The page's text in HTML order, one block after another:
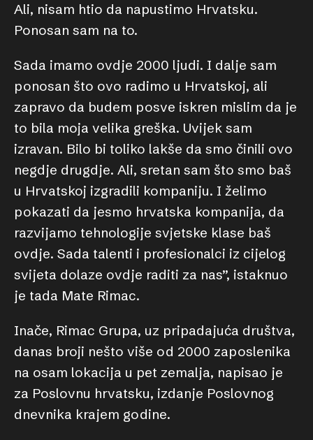
Ali, nisam htio da napustimo Hrvatsku.
Ponosan sam na to.
Sada imamo ovdje 2000 ljudi. I dalje sam
ponosan što ovo radimo u Hrvatskoj, ali
zapravo da budem posve iskren mislim da je
to bila moja velika greška. Uvijek sam
izravan. Bilo bi toliko lakše da smo činili ovo
negdje drugdje. Ali, sretan sam što smo baš
u Hrvatskoj izgradili kompaniju. I želimo
pokazati da jesmo hrvatska kompanija, da
razvijamo tehnologije svjetske klase baš
ovdje. Sada talenti i profesionalci iz cijelog
svijeta dolaze ovdje raditi za nas”, istaknuo
je tada Mate Rimac.
Inače, Rimac Grupa, uz pripadajuća društva,
danas broji nešto više od 2000 zaposlenika
na osam lokacija u pet zemalja, napisao je
za Poslovnu hrvatsku, izdanje Poslovnog
dnevnika krajem godine.